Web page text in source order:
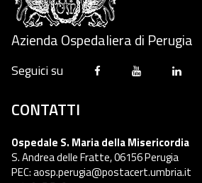
Azienda Ospedaliera di Perugia
Seguici su
CONTATTI
Ospedale S. Maria della Misericordia
S. Andrea delle Fratte, 06156 Perugia
PEC: aosp.perugia@postacert.umbria.it